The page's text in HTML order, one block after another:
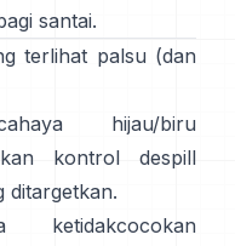
santai.
terlihat palsu (dan
hijau/biru
kontrol despill
ditargetkan.
ketidakcocokan